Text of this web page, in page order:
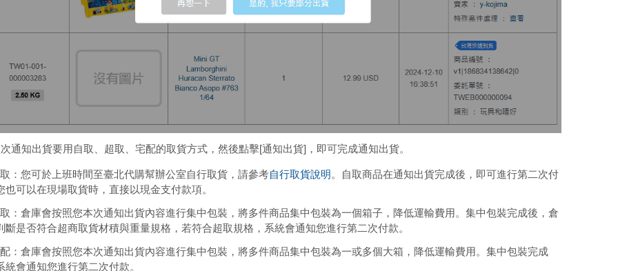
通知出貨要用自取、超取、宅配的取貨方式，然後點擊[通知出貨]，即可完成通知出貨。
：您可於上班時間至臺北代購幫辦公室自行取貨，請參考自行取貨說明。自取商品在通知出貨完成後，即可進行第二次付
也可以在現場取貨時，直接以現金支付款項。
：倉庫會按照您本次通知出貨內容進行集中包裝，將多件商品集中包裝為一個箱子，降低運輸費用。集中包裝完成後，倉
斷是否符合超商取貨材積與重量規格，若符合超取規格，系統會通知您進行第二次付款。
：倉庫會按照您本次通知出貨內容進行集中包裝，將多件商品集中包裝為一或多個大箱，降低運輸費用。集中包裝完成
統會通知您進行第二次付款。